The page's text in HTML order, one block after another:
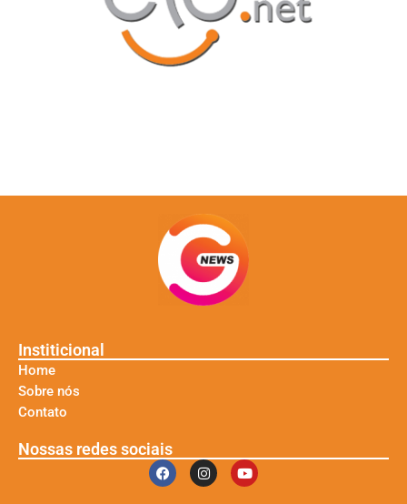
Institicional
Home
Sobre nós
Contato
Nossas redes sociais